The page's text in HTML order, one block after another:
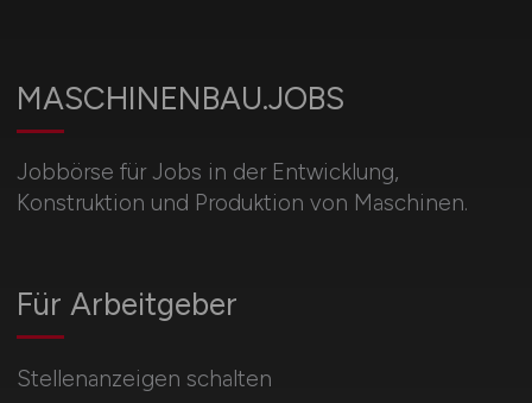
MASCHINENBAU.JOBS
Jobbörse für Jobs in der Entwicklung,
Konstruktion und Produktion von Maschinen.
Für Arbeitgeber
Stellenanzeigen schalten